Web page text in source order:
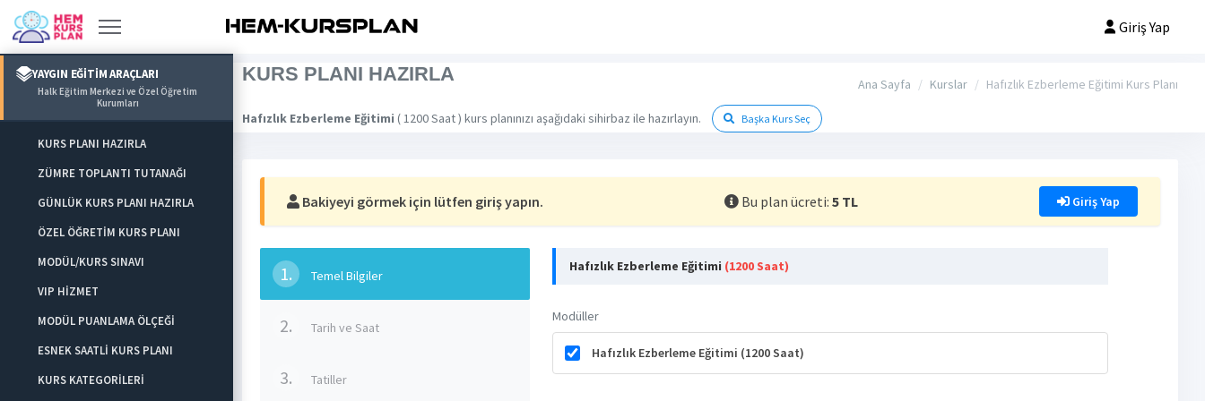
Giriş Yap
YAYGIN EĞİTİM ARAÇLARI
Halk Eğitim Merkezi ve Özel Öğretim
Kurumları
KURS PLANI HAZIRLA
ZÜMRE TOPLANTI TUTANAĞI
GÜNLÜK KURS PLANI HAZIRLA
ÖZEL ÖĞRETİM KURS PLANI
MODÜL/KURS SINAVI
VIP HİZMET
MODÜL PUANLAMA ÖLÇEĞİ
ESNEK SAATLİ KURS PLANI
KURS KATEGORİLERİ
Ana Sayfa Kurslar Hafızlık Ezberleme Eğitimi Kurs Planı
KURS PLANI HAZIRLA
Hafızlık Ezberleme Eğitimi ( 1200 Saat ) kurs planınızı aşağıdaki sihirbaz ile hazırlayın. Başka Kurs Seç
Bakiyeyi görmek için lütfen giriş yapın. Bu plan ücreti: 5 TL Giriş Yap
1. Temel Bilgiler
2. Tarih ve Saat
3. Tatiller
Hafızlık Ezberleme Eğitimi (1200 Saat)
Modüller
Hafızlık Ezberleme Eğitimi (1200 Saat)